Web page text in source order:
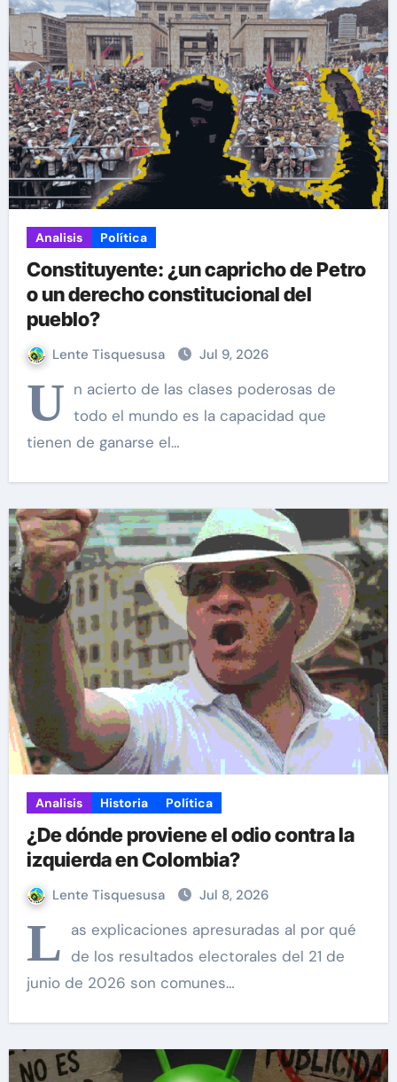
Analisis Política
Constituyente: ¿un capricho de Petro
o un derecho constitucional del
pueblo?
Lente Tisquesusa Jul 9, 2026
U n acierto de las clases poderosas de
todo el mundo es la capacidad que
tienen de ganarse el…
Analisis Historia Política
¿De dónde proviene el odio contra la
izquierda en Colombia?
Lente Tisquesusa Jul 8, 2026
L as explicaciones apresuradas al por qué
de los resultados electorales del 21 de
junio de 2026 son comunes…